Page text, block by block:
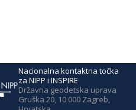
Nacionalna kontaktna točka
za NIPP i INSPIRE
Državna geodetska uprava
Gruška 20, 10 000 Zagreb,